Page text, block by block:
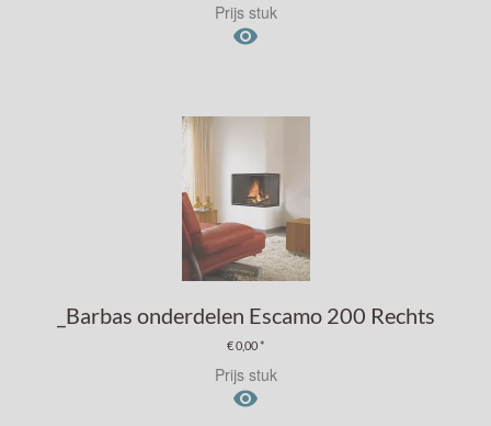
Prijs stuk

_Barbas onderdelen Escamo 200 Rechts
€ 0,00 *
Prijs stuk
